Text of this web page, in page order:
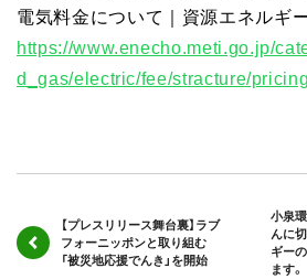
電気料金について｜資源エネルギ
https://www.enecho.meti.go.jp/
d_gas/electric/fee/stracture/
【プレスリリース舞台裏】ラブ
フォーニッポンと取り組む
「被災地応援でんき」を開始
小泉
んに
ギー
ます。